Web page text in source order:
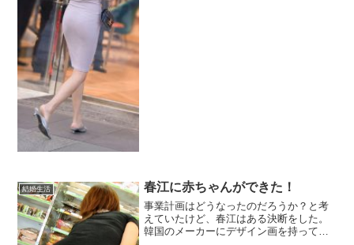
結婚生活 春江に赤ちゃんができた！
事業計画はどうなったのだろうか？と考
えていたけど、春江はある決断をした。
韓国のメーカーにデザイン画を持ってい